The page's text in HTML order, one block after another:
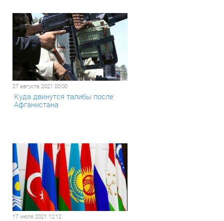
27 августа 2021 00:00
Куда двинутся талибы после
Афганистана
17 июля 2021 12:12